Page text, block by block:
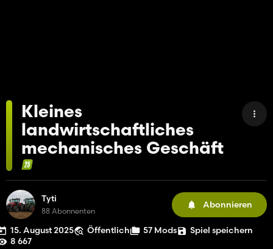
Kleines
landwirtschaftliches
mechanisches Geschäft
Tyti
88 Abonnenten
Abonnieren
15. August 2025 Öffentlich 57 Mods
Spiel speichern
8 667